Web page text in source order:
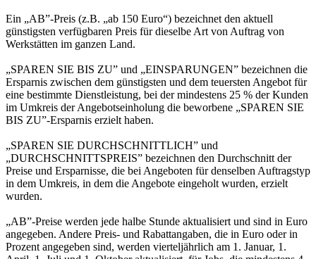
Ein „AB”-Preis (z.B. „ab 150 Euro“) bezeichnet den aktuell
günstigsten verfügbaren Preis für dieselbe Art von Auftrag von
Werkstätten im ganzen Land.
„SPAREN SIE BIS ZU” und „EINSPARUNGEN” bezeichnen die
Ersparnis zwischen dem günstigsten und dem teuersten Angebot für
eine bestimmte Dienstleistung, bei der mindestens 25 % der Kunden
im Umkreis der Angebotseinholung die beworbene „SPAREN SIE
BIS ZU”-Ersparnis erzielt haben.
„SPAREN SIE DURCHSCHNITTLICH” und
„DURCHSCHNITTSPREIS” bezeichnen den Durchschnitt der
Preise und Ersparnisse, die bei Angeboten für denselben Auftragstyp
in dem Umkreis, in dem die Angebote eingeholt wurden, erzielt
wurden.
„AB”-Preise werden jede halbe Stunde aktualisiert und sind in Euro
angegeben. Andere Preis- und Rabattangaben, die in Euro oder in
Prozent angegeben sind, werden vierteljährlich am 1. Januar, 1.